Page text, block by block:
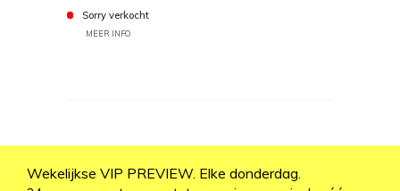
Sorry verkocht
MEER INFO
Wekelijkse VIP PREVIEW. Elke donderdag.